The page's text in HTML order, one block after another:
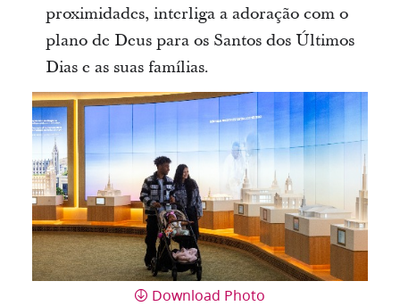
proximidades, interliga a adoração com o
plano de Deus para os Santos dos Últimos
Dias e as suas famílias.
Download Photo